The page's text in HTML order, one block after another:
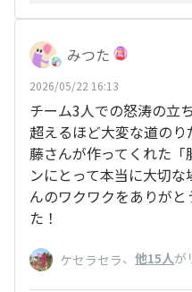
みつた
2026/05/22 16:13
チーム3人での怒涛の立
超えるほど大変な道の
藤さんが作ってくれた
ンにとって本当に大切
んのワクワクをありが
た！
ケセラセラ、 他15人が